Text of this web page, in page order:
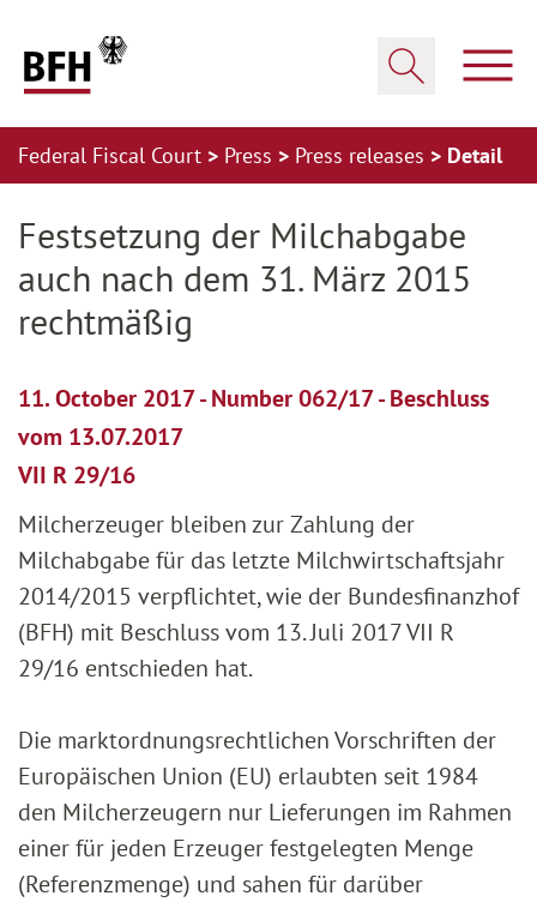
Federal Fiscal Court Press Press releases Detail
Festsetzung der Milchabgabe
auch nach dem 31. März 2015
rechtmäßig
11. October 2017 - Number 062/17 - Beschluss
vom 13.07.2017
VII R 29/16
Milcherzeuger bleiben zur Zahlung der
Milchabgabe für das letzte Milchwirtschaftsjahr
2014/2015 verpflichtet, wie der Bundesfinanzhof
(BFH) mit Beschluss vom 13. Juli 2017 VII R
29/16 entschieden hat.
Die marktordnungsrechtlichen Vorschriften der
Europäischen Union (EU) erlaubten seit 1984
den Milcherzeugern nur Lieferungen im Rahmen
einer für jeden Erzeuger festgelegten Menge
(Referenzmenge) und sahen für darüber